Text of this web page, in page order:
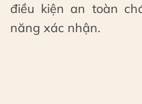
điều kiện an toàn
năng xác nhận.